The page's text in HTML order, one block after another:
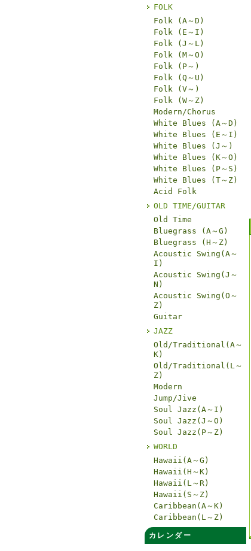
FOLK
Folk (A～D)
Folk (E～I)
Folk (J～L)
Folk (M～O)
Folk (P～)
Folk (Q～U)
Folk (V～)
Folk (W～Z)
Modern/Chorus
White Blues (A～D)
White Blues (E～I)
White Blues (J～)
White Blues (K～O)
White Blues (P～S)
White Blues (T～Z)
Acid Folk
OLD TIME/GUITAR
Old Time
Bluegrass (A～G)
Bluegrass (H～Z)
Acoustic Swing(A～
I)
Acoustic Swing(J～
N)
Acoustic Swing(O～
Z)
Guitar
JAZZ
Old/Traditional(A～
K)
Old/Traditional(L～
Z)
Modern
Jump/Jive
Soul Jazz(A～I)
Soul Jazz(J～O)
Soul Jazz(P～Z)
WORLD
Hawaii(A～G)
Hawaii(H～K)
Hawaii(L～R)
Hawaii(S～Z)
Caribbean(A～K)
Caribbean(L～Z)
カレンダー